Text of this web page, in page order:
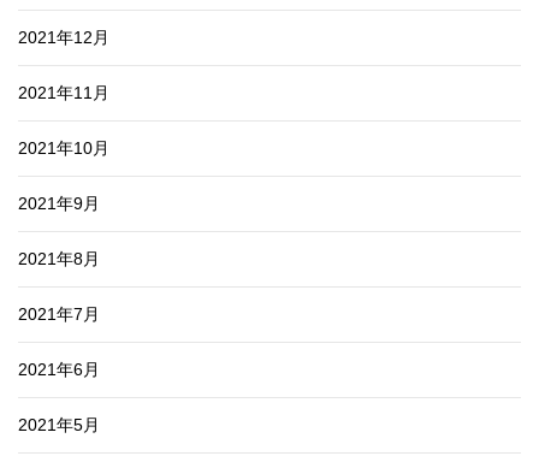
2021年12月
2021年11月
2021年10月
2021年9月
2021年8月
2021年7月
2021年6月
2021年5月